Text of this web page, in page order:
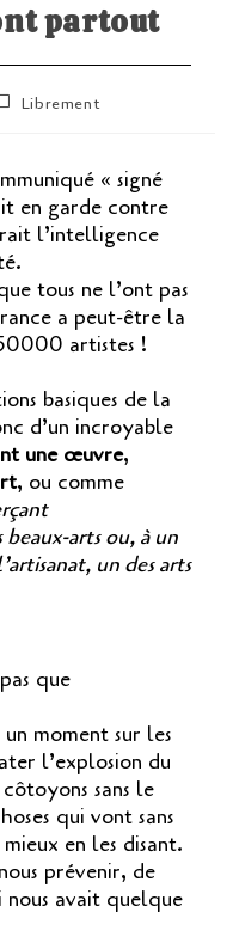
partout
Librement
« signé
en garde contre
l’intelligence
tous ne l’ont pas
a peut-être la
artistes !
basiques de la
d’un incroyable
une œuvre,
, ou comme
arts ou, à un
un des arts
que
moment sur les
l’explosion du
sans le
qui vont sans
en les disant.
prévenir, de
nous avait quelque